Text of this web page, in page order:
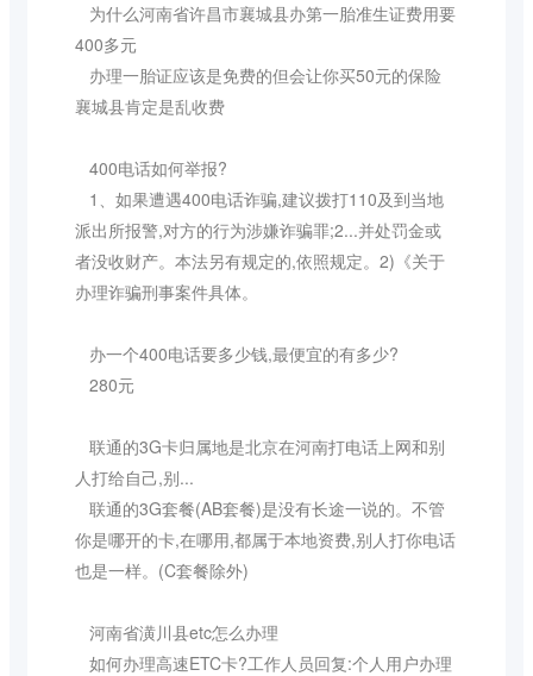
为什么河南省许昌市襄城县办第一胎准生证费用要
400多元
办理一胎证应该是免费的但会让你买50元的保险
襄城县肯定是乱收费
400电话如何举报?
1、如果遭遇400电话诈骗,建议拨打110及到当地
派出所报警,对方的行为涉嫌诈骗罪;2...并处罚金或
者没收财产。本法另有规定的,依照规定。2)《关于
办理诈骗刑事案件具体。
办一个400电话要多少钱,最便宜的有多少?
280元
联通的3G卡归属地是北京在河南打电话上网和别
人打给自己,别...
联通的3G套餐(AB套餐)是没有长途一说的。不管
你是哪开的卡,在哪用,都属于本地资费,别人打你电话
也是一样。(C套餐除外)
河南省潢川县etc怎么办理
如何办理高速ETC卡?工作人员回复:个人用户办理